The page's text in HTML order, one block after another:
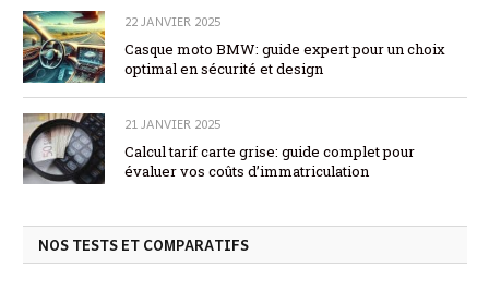
22 JANVIER 2025
Casque moto BMW: guide expert pour un choix
optimal en sécurité et design
21 JANVIER 2025
Calcul tarif carte grise: guide complet pour
évaluer vos coûts d’immatriculation
NOS TESTS ET COMPARATIFS